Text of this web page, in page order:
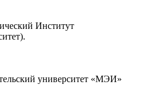
Институт
университет «МЭИ»